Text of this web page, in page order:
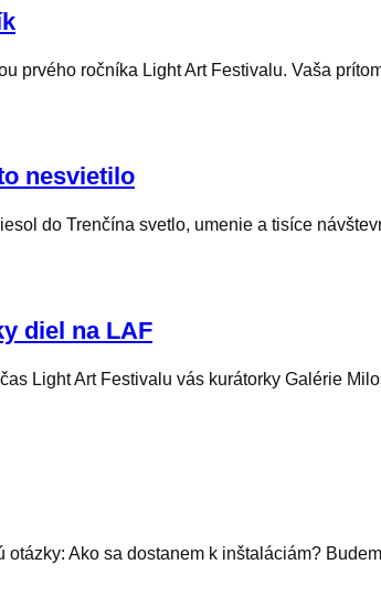
prvého ročníka Light Art Festivalu. Vaša
nesvietilo
do Trenčína svetlo, umenie a tisíce
diel na LAF
Light Art Festivalu vás kurátorky Galérie
otázky: Ako sa dostanem k inštaláciám?